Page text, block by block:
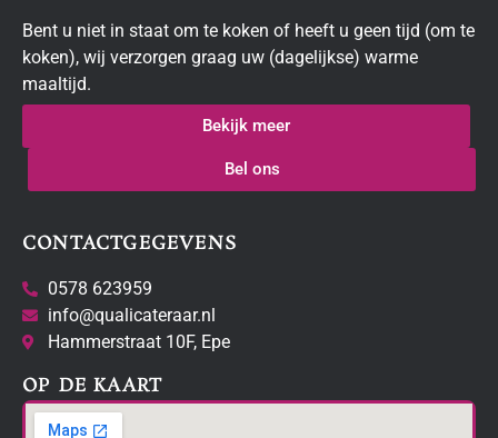
Bent u niet in staat om te koken of heeft u geen tijd (om te
koken), wij verzorgen graag uw (dagelijkse) warme
maaltijd.
Bekijk meer
Bel ons
CONTACTGEGEVENS
0578 623959
info@qualicateraar.nl
Hammerstraat 10F, Epe
OP DE KAART